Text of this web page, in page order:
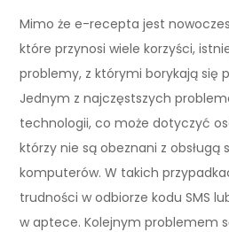
Mimo że e-recepta jest
które przynosi wiele korzyści,
problemy, z którymi borykają się
Jednym z najczęstszych
technologii, co może dotyczyć
którzy nie są obeznani z
komputerów. W takich
trudności w odbiorze kodu SMS
w aptece. Kolejnym problemem